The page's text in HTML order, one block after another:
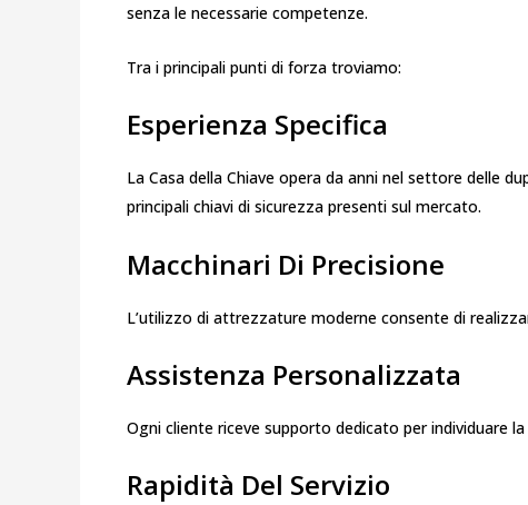
senza le necessarie competenze.
Tra i principali punti di forza troviamo:
Esperienza Specifica
La Casa della Chiave opera da anni nel settore delle
principali chiavi di sicurezza presenti sul mercato.
Macchinari Di Precisione
L’utilizzo di attrezzature moderne consente di
Assistenza Personalizzata
Ogni cliente riceve supporto dedicato per individuare
Rapidità Del Servizio